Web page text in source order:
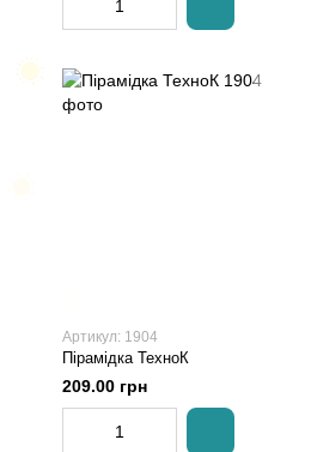
Артикул: 1904
Пірамідка ТехноК
209.00 грн